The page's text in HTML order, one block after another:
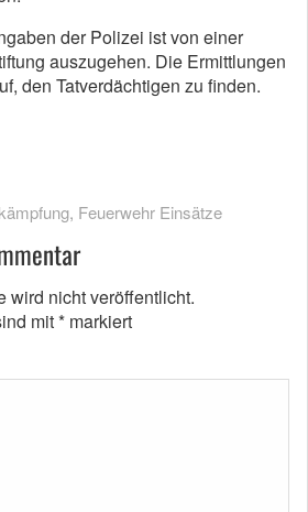
der Polizei ist von einer
auszugehen. Die Ermittlungen
den Tatverdächtigen zu finden.
, Feuerwehr Einsätze
wird nicht veröffentlicht.
mit* markiert